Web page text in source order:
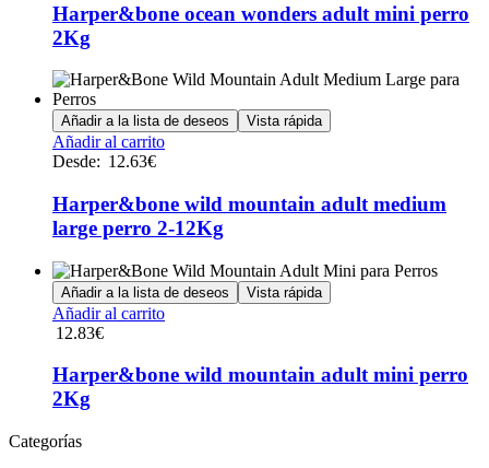
página
Harper&bone ocean wonders adult mini perro
2Kg
Añadir a la lista de deseos Vista rápida
Añadir al carritoEste
múltiples
variantes.
Las
se
pueden
elegir
página
Desde: 12.63€
Harper&bone wild mountain adult medium
large perro 2-12Kg
Añadir a la lista de deseos Vista rápida
Añadir al carrito
12.83€
Harper&bone wild mountain adult mini perro
2Kg
Categorías